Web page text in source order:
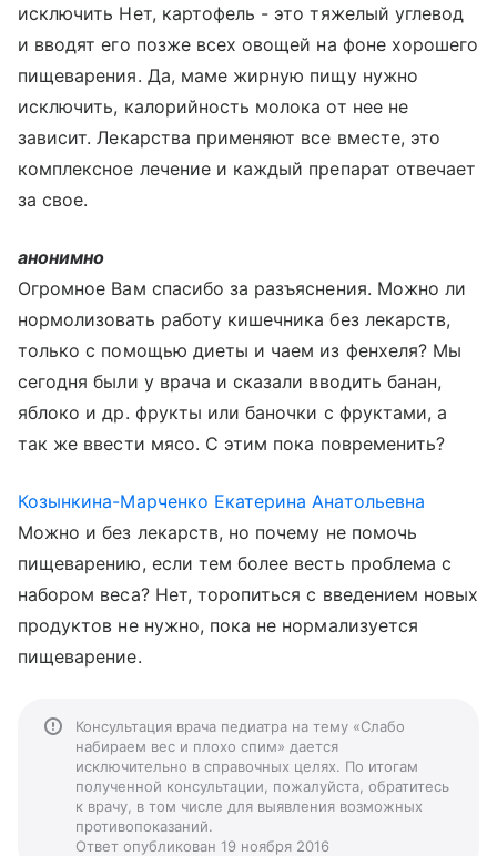
исключить Нет, картофель - это тяжелый углевод
и вводят его позже всех овощей на фоне хорошего
пищеварения. Да, маме жирную пищу нужно
исключить, калорийность молока от нее не
зависит. Лекарства применяют все вместе, это
комплексное лечение и каждый препарат отвечает
за свое.
анонимно
Огромное Вам спасибо за разъяснения. Можно ли
нормолизовать работу кишечника без лекарств,
только с помощью диеты и чаем из фенхеля? Мы
сегодня были у врача и сказали вводить банан,
яблоко и др. фрукты или баночки с фруктами, а
так же ввести мясо. С этим пока повременить?
Козынкина-Марченко Екатерина Анатольевна
Можно и без лекарств, но почему не помочь
пищеварению, если тем более весть проблема с
набором веса? Нет, торопиться с введением новых
продуктов не нужно, пока не нормализуется
пищеварение.
Консультация врача педиатра на тему «Слабо
набираем вес и плохо спим» дается
исключительно в справочных целях. По итогам
полученной консультации, пожалуйста, обратитесь
к врачу, в том числе для выявления возможных
противопоказаний.
Ответ опубликован 19 ноября 2016